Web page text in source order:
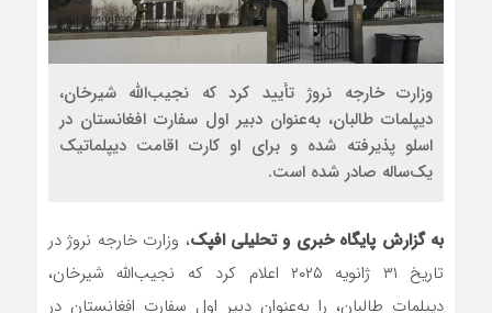
وزارت خارجه نروژ تأیید کرد که نجیب‌الله شیرخان،
دیپلمات طالبان، به‌عنوان دبیر اول سفارت افغانستان در
اسلو پذیرفته شده و برای او کارت اقامت دیپلماتیک
یک‌ساله صادر شده است.
به گزارش پایگاه خبری و تحلیلی افپک، وزارت خارجه نروژ در
تاریخ ۳۱ ژانویه ۲۰۲۵ اعلام کرد که نجیب‌الله شیرخان،
دیپلمات طالبان، را به‌عنوان دبیر اول سفارت افغانستان در